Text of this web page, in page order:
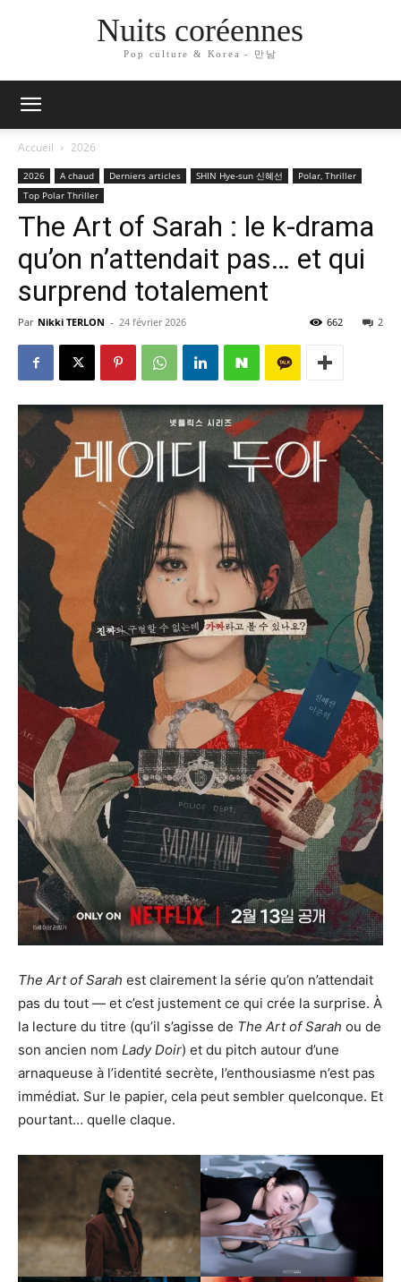
Nuits coréennes
Pop culture & Korea - 만남
Accueil 2026
2026 A chaud Derniers articles SHIN Hye-sun 신혜선
Polar, Thriller
Top Polar Thriller
The Art of Sarah : le k-drama
qu’on n’attendait pas… et qui
surprend totalement
Par Nikki TERLON - 24 février 2026 2
662
The Art of Sarah est clairement la série qu’on n’attendait
pas du tout — et c’est justement ce qui crée la surprise. À
la lecture du titre (qu’il s’agisse de The Art of Sarah ou de
son ancien nom Lady Doir) et du pitch autour d’une
arnaqueuse à l’identité secrète, l’enthousiasme n’est pas
immédiat. Sur le papier, cela peut sembler quelconque. Et
pourtant… quelle claque.